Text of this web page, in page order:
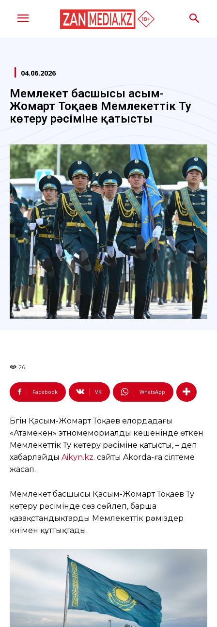
04.06.2026
Мемлекет басшысы Қасым-
Жомарт Тоқаев Мемлекеттік Ту
көтеру рәсіміне қатысты
26
Facebook VK WhatsApp
Бүгін Қасым-Жомарт Тоқаев елордадағы
«Атамекен» этномемориалды кешенінде өткен
Мемлекеттік Ту көтеру рәсіміне қатысты, – деп
хабарлайды Aikyn.kz. сайты Akorda-ға сілтеме
жасап.
Мемлекет басшысы Қасым-Жомарт Тоқаев Ту
көтеру рәсімінде сөз сөйлеп, барша
қазақстандықтарды Мемлекеттік рәміздер
күнімен құттықтады.